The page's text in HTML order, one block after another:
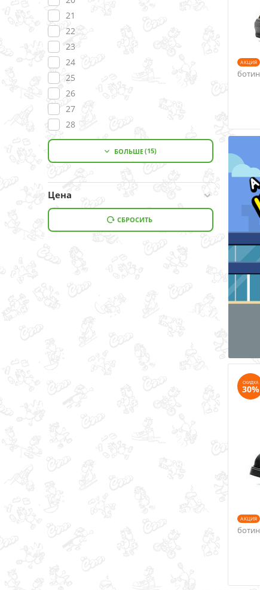
21
22
23
24
25
26
27
28
29
31,5
32
33,5
 БОЛЬШЕ (15)
Цена
СБРОСИТЬ
AКЦИЯ
СКИДКА
30%
AКЦИЯ